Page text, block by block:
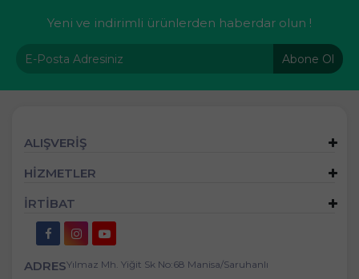
Yeni ve indirimli ürünlerden haberdar olun !
Abone Ol
ALIŞVERİŞ
HİZMETLER
İRTİBAT
ADRESYılmaz Mh. Yiğit Sk No:68 Manisa/Saruhanlı